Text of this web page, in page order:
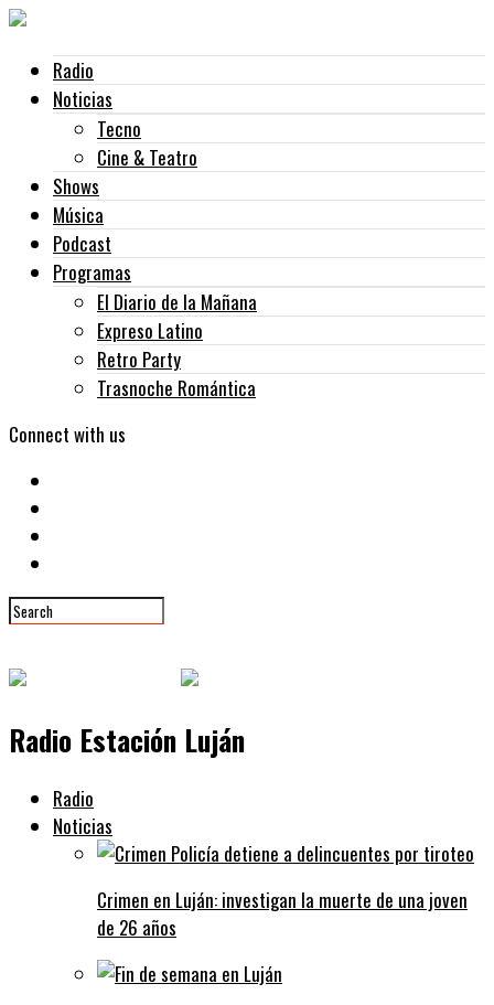
Radio
Noticias
Tecno
Cine & Teatro
Shows
Música
Podcast
Programas
El Diario de la Mañana
Expreso Latino
Retro Party
Trasnoche Romántica
Connect with us
Radio Estación Luján
Radio
Noticias
Crimen en Luján: investigan la muerte de una joven
de 26 años